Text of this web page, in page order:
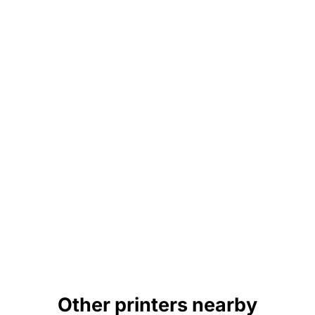
Other printers nearby